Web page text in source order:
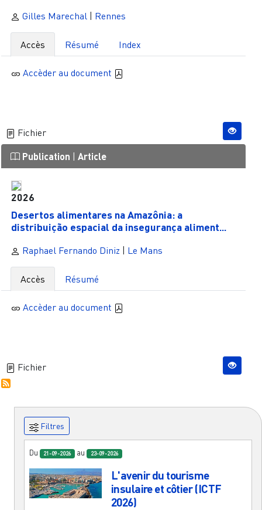
Gilles Marechal | Rennes
Accès Résumé Index
Accèder au document
Fichier
Publication Article
2026
Desertos alimentares na Amazônia: a
distribuição espacial da insegurança aliment...
Raphael Fernando Diniz | Le Mans
Accès Résumé
Accèder au document
Fichier
Filtres
Du 21-09-2026 au 23-09-2026
L'avenir du tourisme
insulaire et côtier (ICTF
2026)